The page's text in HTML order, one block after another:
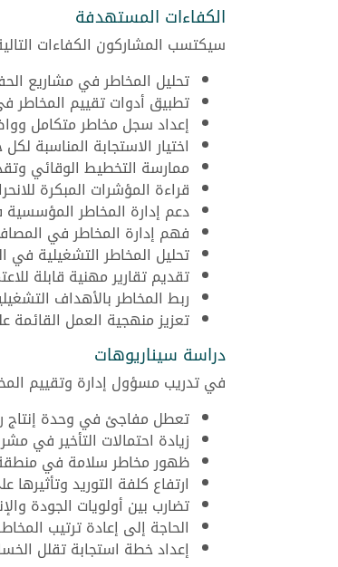
الكفاءات المستهدفة
سيكتسب المشاركون الكفاءات
تحليل المخاطر في مشاريع
تطبيق أدوات تقييم المخاطر
إعداد سجل مخاطر متكامل
اختيار الاستجابة المناسبة
ممارسة التخطيط الوقائي
قراءة المؤشرات المبكرة
دعم إدارة المخاطر
فهم إدارة المخاطر في
تحليل المخاطر التشغيلية في
تقديم تقارير مهنية قابلة
ربط المخاطر بالأهداف
تعزيز منهجية العمل القائمة
دراسة سيناريوهات
في تدريب مسؤول إدارة وتقييم
تعطل مفاجئ في وحدة إنتاج
زيادة احتمالات التأخير في
ظهور مخاطر سلامة في
ارتفاع كلفة التوريد وتأثيرها
تضارب بين أولويات الجودة
الحاجة إلى إعادة ترتيب
إعداد خطة استجابة تقلل